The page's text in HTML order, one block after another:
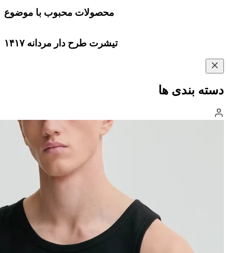
محصولات محبوب با موضوع
تیشرت طرح دار مردانه ۱۴۱۷
دسته بندی ها